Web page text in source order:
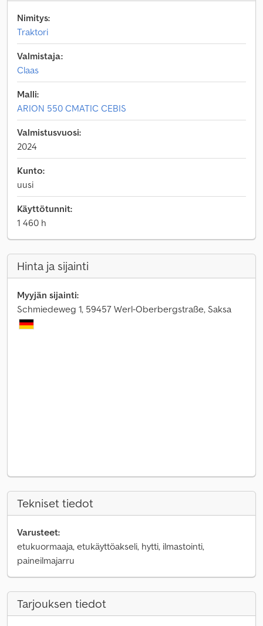
Nimitys:
Traktori
Valmistaja:
Claas
Malli:
ARION 550 CMATIC CEBIS
Valmistusvuosi:
2024
Kunto:
uusi
Käyttötunnit:
1 460 h
Hinta ja sijainti
Myyjän sijainti:
Schmiedeweg 1, 59457 Werl-Oberbergstraße, Saksa
Tekniset tiedot
Varusteet:
etukuormaaja, etukäyttöakseli, hytti, ilmastointi,
paineilmajarru
Tarjouksen tiedot